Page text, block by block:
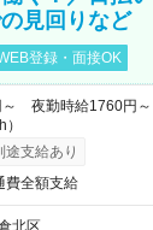
見回りなど
登録・面接OK
～ 夜勤時給1760円
途支給あり
費全額支給
北区